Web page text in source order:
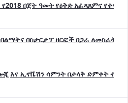
በጀት ዓመት የዕቅድ አፈጻጸምና
በስታርታፕ ዘርፎች በጋራ ለመስራት
እና ኢኖቬሽን ሳምንት በታላቅ ድምቀት